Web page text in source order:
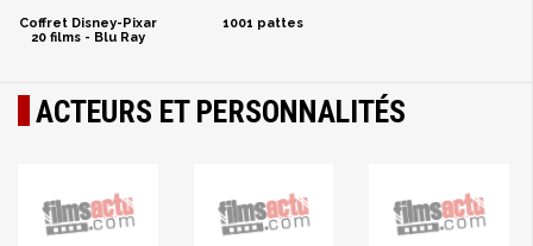
Coffret Disney-Pixar
20 films - Blu Ray
1001 pattes
ACTEURS ET PERSONNALITÉS